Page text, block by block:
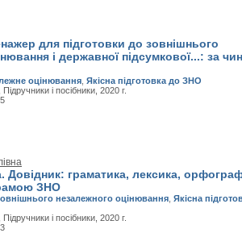
для підготовки до зовнішнього
і державної підсумкової...: за
оцінювання Якісна підготовка до ЗНО
і посібники, 2020 г.
Довідник: граматика, лексика,
ЗНО
незалежного оцінювання Якісна
і посібники, 2020 г.